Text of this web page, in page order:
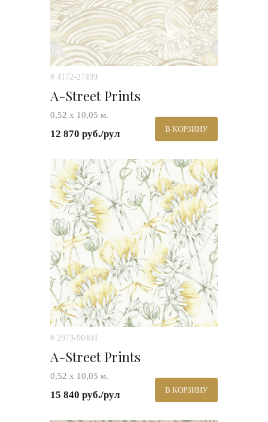
# 4172-27499
A-Street Prints
0,52 х 10,05 м.
12 870 руб./рул В КОРЗИНУ
# 2973-90404
A-Street Prints
0,52 х 10,05 м.
15 840 руб./рул В КОРЗИНУ